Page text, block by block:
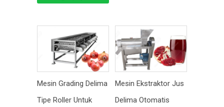
Mesin Grading Delima
Tipe Roller Untuk
Mesin Ekstraktor Jus
Delima Otomatis